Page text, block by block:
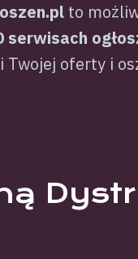
to
serwisach
oferty i